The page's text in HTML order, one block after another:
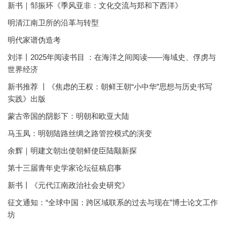
新书｜邹振环《季风亚非：文化交流与郑和下西洋》
明清江南卫所的沿革与转型
明代家谱伪造考
刘洋丨2025年阅读书目 ：在海洋之间阅读——海域史、俘虏与
世界经济
新书推荐 丨《焦虑的王权：朝鲜王朝“小中华”思想与历史书写
实践》出版
蒙古帝国的阴影下：明朝和欧亚大陆
马玉凤：明朝陆路丝绸之路管控模式的演变
余辉｜明建文朝出使朝鲜使臣陆颙新探
第十三届青年史学家论坛征稿启事
新书丨《元代江南政治社会史研究》
征文通知：“全球中国：跨区域联系的过去与现在”博士论文工作
坊